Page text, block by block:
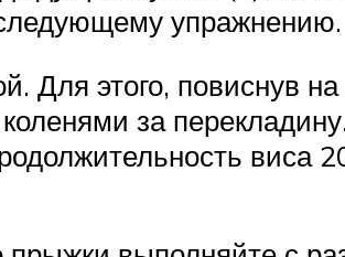
упражнению.
Для этого, повиснув
коленями за
виса